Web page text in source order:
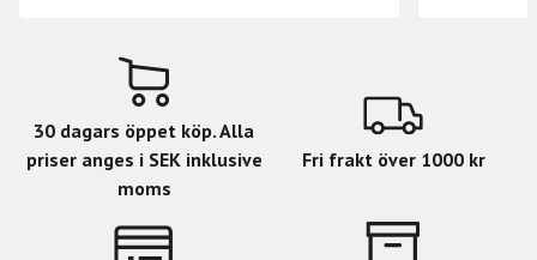
30 dagars öppet köp. Alla
priser anges i SEK inklusive
moms
Fri frakt över 1000 kr